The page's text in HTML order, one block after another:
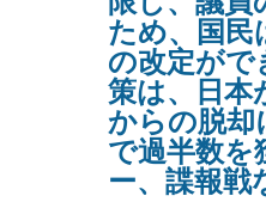
ため、国民
の改定がで
策は、日本
からの脱却
で過半数を
ー、諜報戦